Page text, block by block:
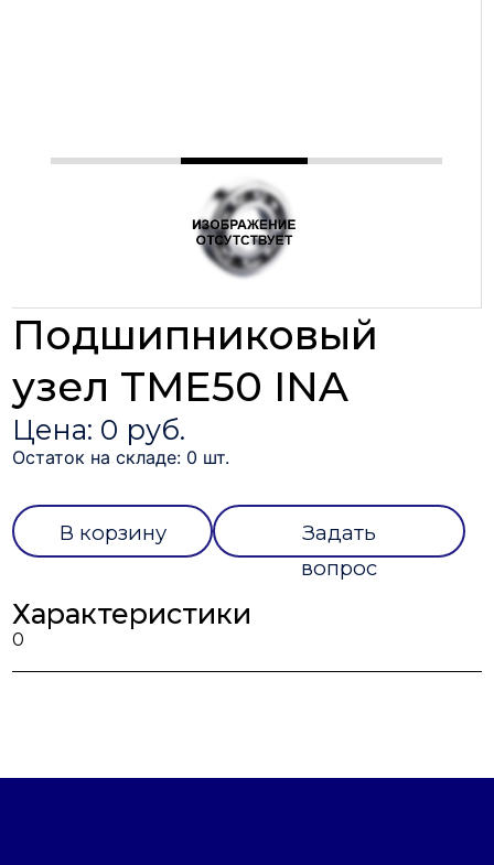
Подшипниковый
узел TME50 INA
Цена: 0 руб.
Остаток на складе: 0 шт.
В корзину
Задать
вопрос
Характеристики
0